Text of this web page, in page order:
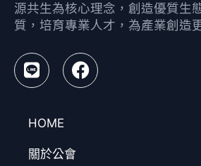
源共生為核心理念，創造優質生
質，培育專業人才，為產業創造
HOME
關於公會